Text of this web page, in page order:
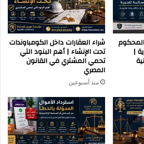
|
شراء العقارات داخل الكومباوندات
تحت الإنشاء | أهم البنود التي
تحمي المشتري في القانون
المصري
منذ أسبوعين